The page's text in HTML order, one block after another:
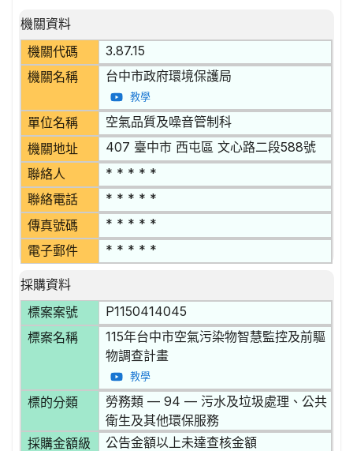
招標公告詳細內容
機關資料
機關代碼
3.87.15
機關名稱 台中市政府環境保護局
教學
單位名稱 空氣品質及噪音管制科
機關地址 407 臺中市 西屯區 文心路二段588號
聯絡人 * * * * *
聯絡電話 * * * * *
傳真號碼 * * * * *
電子郵件 * * * * *
採購資料
標案案號
P1150414045
標案名稱
115年台中市空氣污染物智慧監控及前驅
物調查計畫
教學
標的分類
勞務類 — 94 — 污水及垃圾處理、公共
衛生及其他環保服務
採購金額級
公告金額以上未達查核金額